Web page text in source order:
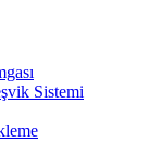
Sistemi